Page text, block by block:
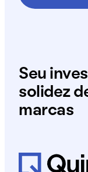
Seu
solidez
marcas